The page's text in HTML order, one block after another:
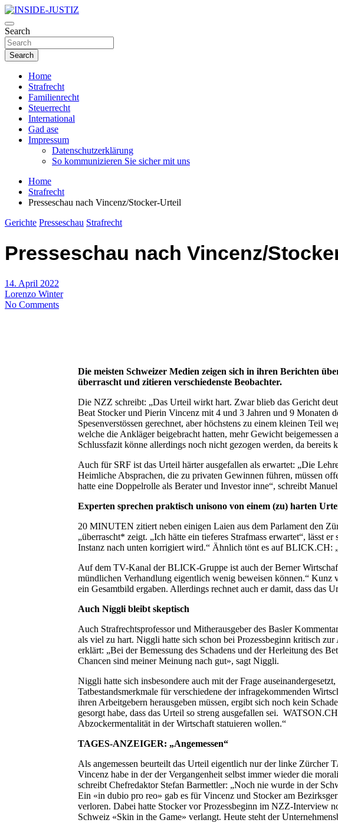
Skip
to
content
INSIDE-JUSTIZ
Investigativer Journalismus zur Dritten Gewalt
Search
Search
Home
Strafrecht
Familienrecht
Steuerrecht
International
Gad ase
Impressum
Datenschutzerklärung
So kommunizieren Sie sicher mit uns
Home
Strafrecht
Presseschau nach Vincenz/Stocker-Urteil
Gerichte Presseschau Strafrecht
Presseschau nach Vincenz/
14. April 2022
Lorenzo Winter
No Comments
Die meisten Schweizer Medien zeigen sich in ihren Berichten
überrascht und zitieren verschiedenste Beobachter.
Die NZZ schreibt: „Das Urteil wirkt hart. Zwar blieb das Gericht
Beat Stocker und Pierin Vincenz mit 4 und 3 Jahren und 9 Monaten
Spesenverstössen gerechnet, aber höchstens zu einem kleinen Teil
welche die Ankläger beigebracht hatten, mehr Gewicht
Schlussfazit könne allerdings noch nicht gezogen werden, da bereits
Auch für SRF ist das Urteil härter ausgefallen als erwartet: „Die
Heimliche Absprachen, die zu privaten Gewinnen führen, müssen
hatte eine Doppelrolle als Berater und Investor inne“, schreibt
Experten sprechen praktisch unisono von einem (zu) harten
20 MINUTEN zitiert neben einigen Laien aus dem Parlament den
„überrascht* zeigt. „Ich hätte ein tieferes Strafmass erwartet“, lässt
Instanz nach unten korrigiert wird.“ Ähnlich tönt es auf BLICK.CH:
Auf dem TV-Kanal der BLICK-Gruppe ist auch der Berner
mündlichen Verhandlung eigentlich wenig beweisen können.“ Kunz
ein Gesamtbild ergaben. Allerdings rechnet auch er damit, dass das
Auch Niggli bleibt skeptisch
Auch Strafrechtsprofessor und Mitherausgeber des Basler
als viel zu hart. Niggli hatte sich schon bei Prozessbeginn kritisch
erklärt: „Bei der Bemessung des Schadens und der Herleitung des
Chancen sind meiner Meinung nach gut», sagt Niggli.
Niggli hatte sich insbesondere auch mit der Frage
Tatbestandsmerkmale für verschiedene der infragekommenden
ihren Arbeitgebern herausgeben müssen, ergibt sich noch kein
gesorgt habe, dass das Urteil so streng ausgefallen sei.
Abzockermentalität in der Wirtschaft statuieren wollen.“
TAGES-ANZEIGER: „Angemessen“
Als angemessen beurteilt das Urteil eigentlich nur der linke
Vincenz habe in der der Vergangenheit selbst immer wieder die
schreibt Chefredaktor Stefan Barmettler: „Noch nie wurde in der
Ein «in dubio pro reo» gab es fürVincenz und Stocker am
verloren. Dabei hatte Stocker vor Prozessbeginn im NZZ-Interview
Schweiz «Skin in the Game» verlangt. Heute steht der